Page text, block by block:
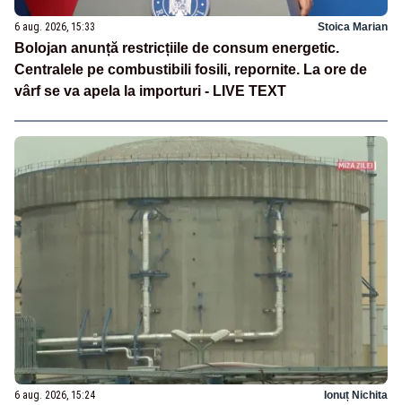
6 aug. 2026, 15:33 Stoica Marian
Bolojan anunță restricțiile de consum energetic.
Centralele pe combustibili fosili, repornite. La ore de
vârf se va apela la importuri - LIVE TEXT
6 aug. 2026, 15:24 Ionuț Nichita